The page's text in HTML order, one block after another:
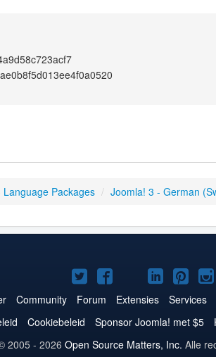
Language Packages / Joomla! 3 - German
Joomla!
op
Twitter
Joomla!
op
Facebook
Joomla!
op
YouTube
Joomla!
op
LinkedIn
op
Community Forum Extensies Services
Cookiebeleid Sponsor Joomla! met $5
2005 - 2026 Open Source Matters, Inc. Alle